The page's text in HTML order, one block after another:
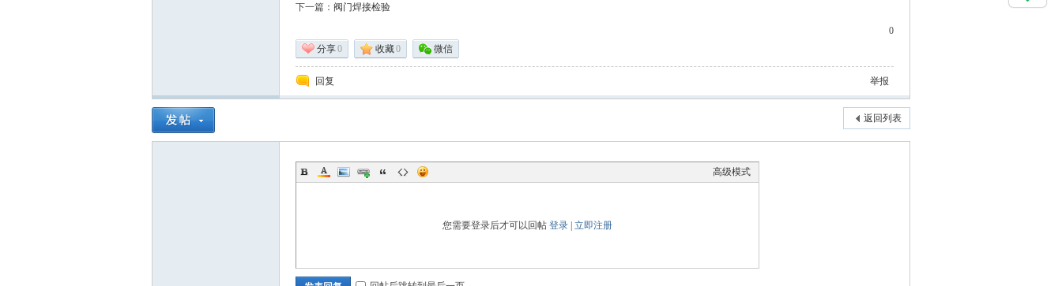
下一篇： 阀门焊接检验
0
分享0 收藏0 微信
回复 举报
返回列表
高级模式
您需要登录后才可以回帖 登录 立即注册